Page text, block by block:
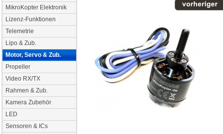
MikroKopter Elektronik
Lizenz-Funktionen
Telemetrie
Lipo & Zub.
Motor, Servo & Zub.
Propeller
Video RX/TX
Rahmen & Zub.
Kamera Zubehör
LED
Sensoren & ICs